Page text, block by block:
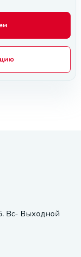
Вс- Выходной